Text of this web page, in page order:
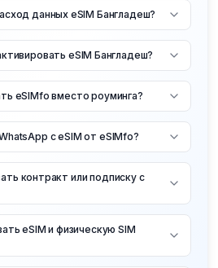
данных eSIM Бангладеш?
eSIM Бангладеш?
eSIMfo вместо роуминга?
с eSIM от eSIMfo?
контракт или подписку с
eSIM и физическую SIM